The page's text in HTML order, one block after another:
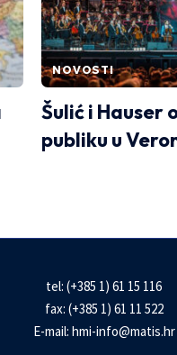
NOVOSTI
Šulić i Hauser
publiku u
tel: (+385 1) 61 15 116
fax: (+385 1) 61 11 522
E-mail: hmi-info@matis.hr